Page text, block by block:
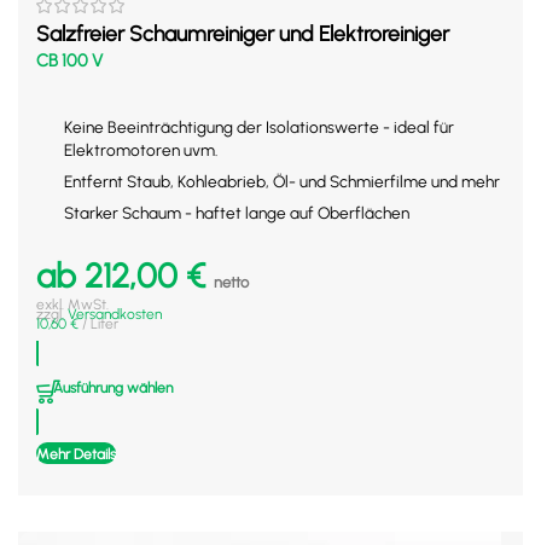
Salzfreier Schaumreiniger und Elektroreiniger
CB 100 V
Keine Beeinträchtigung der Isolationswerte - ideal für
Elektromotoren uvm.
Entfernt Staub, Kohleabrieb, Öl- und Schmierfilme und mehr
Starker Schaum - haftet lange auf Oberflächen
ab 212,00 € netto
exkl. MwSt.
zzgl. Versandkosten
10,60 €/Liter
Ausführung wählen
Mehr Details